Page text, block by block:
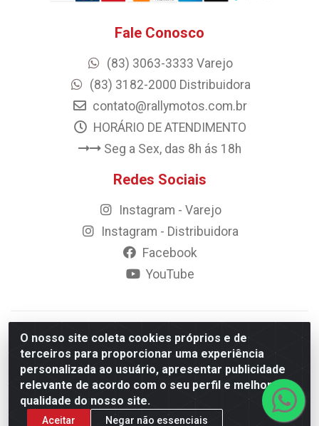
O nosso site coleta cookies próprios e de
terceiros para proporcionar uma experiência
personalizada ao usuário, apresentar publicidade
relevante de acordo com o seu perfil e melhorar a
qualidade do nosso site.
Aceitar Negar não essenciais
Fale Conosco
(83) 3063-3333 Varejo
(83) 3182-2000 Distribuidora
contato@rallymotos.com.br
HORÁRIO DE ATENDIMENTO
Seg a Sex, das 8h ás 18h
Redes Sociais
Instagram - Varejo
Instagram - Distribuidora
Facebook
YouTube
© 2023 Rally Motos - todos os direitos reservados.
Razão Social: Rally motos distribuidora, importadora e
transportadora de peças LTDA - CNPJ 09.262.859/0001-43 -
Rua Vigário Calixto 2900 - Catolé, Campina Grande/PB